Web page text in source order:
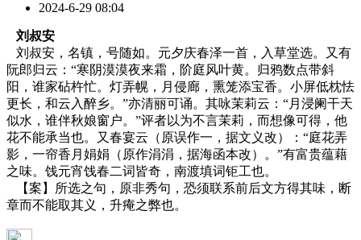
2024-6-29 08:04
刘叔安
刘叔安，名镇，号随如。元夕庆春泽一首，入草堂选。又有
阮郎归云：“寒阴漠漠夜来霜，阶庭风叶黄。归鸦数点带斜
阳，谁家砧杵忙。灯弄幌，月侵廊，熏笼添宝香。小屏低枕怯
更长，和云入醉乡。”亦清丽可诵。其咏茉莉云：“月浸阑干天
似水，谁伴秋娘窗户。”评者以为不言茉莉，而想像可得，他
花不能承当也。又春宴云（原误作一，据文义改）：“庭花弄
影，一帘香月娟娟（原作涓涓，据海函本改）。”有富贵蕴藉
之味。饯元宵饯春二词皆奇，南渡填词钜工也。
【案】所选之句，原非秀句，恐须联系前后文方得其味，断
章而不能取其义，升痷之弊也。